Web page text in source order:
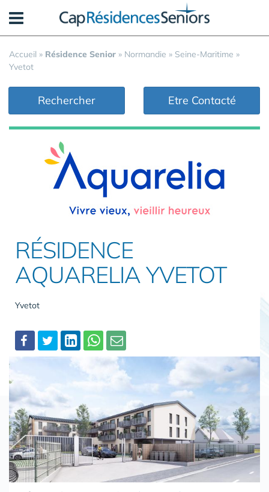
Accueil » Résidence Senior » Normandie » Seine-Maritime »
Yvetot
Rechercher Etre Contacté
RÉSIDENCE
AQUARELIA YVETOT
Yvetot
Partager